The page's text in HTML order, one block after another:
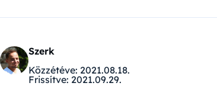
Szerk
Közzétéve: 2021.08.18.
Frissítve: 2021.09.29.